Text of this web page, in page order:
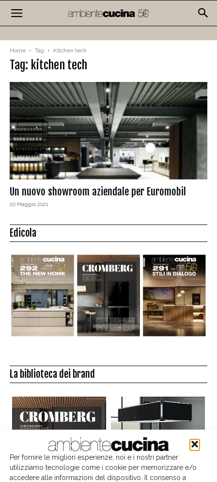
Per fornire le migliori esperienze, noi e i nostri partner
utilizziamo tecnologie come i cookie per memorizzare e/o
accedere alle informazioni del dispositivo. Il consenso a
Home Tag Kitchen tech
Tag: kitchen tech
Un nuovo showroom aziendale per Euromobil
20 Maggio 2021
Edicola
La biblioteca dei brand